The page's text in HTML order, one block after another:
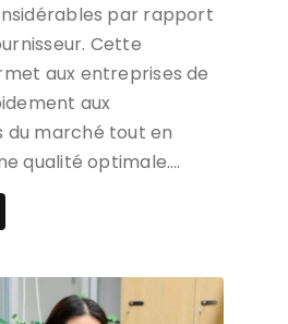
par rapport
Cette
aux entreprises de
aux
du marché tout en
qualité optimale….